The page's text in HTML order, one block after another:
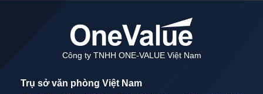
Công ty TNHH ONE-VALUE Việt Nam
Trụ sở văn phòng Việt Nam